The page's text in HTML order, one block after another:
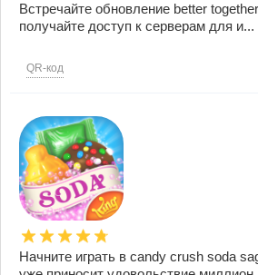
Встречайте обновление better
получайте доступ к серверам для и...
QR-код
Начните играть в candy crush soda